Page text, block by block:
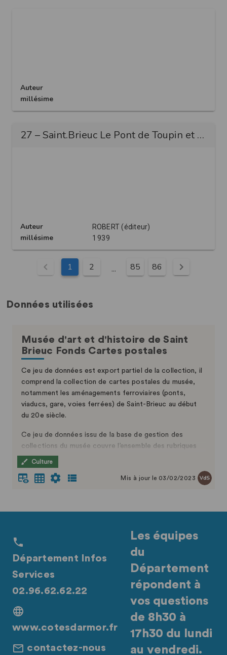
Données utilisées
Musée d'art et d'histoire de Saint
Brieuc Fonds Cartes postales
Ce jeu de données est export partiel de la collection, il
comprend la collection de cartes postales du musée,
notamment les aménagements ferroviaires (ponts,
viaducs, gare, voies ferrées) de Saint-Brieuc au début
du 20e siècle.
Ce jeu de données issu de la base de gestion des
collections du musée couvre l’ensemble des rubriques
classiques de l’Inventaire réglementaire définies par le
Service des musée de France / Direction du patrimoine
/ Ministère de la Culture et de la Communication.
l'Arrêté du 25 mai 2004 fixant les normes techniques
Les images fournies compressées au format jpg
peuvent être obtenues au format tif auprès du musée.
Culture
Mis à jour le 03/02/2023
Département Infos
Services
02.96.62.62.22
www.cotesdarmor.fr
contactez-nous
Les équipes
du
Département
répondent à
vos questions
de 8h30 à
17h30 du lundi
au vendredi.